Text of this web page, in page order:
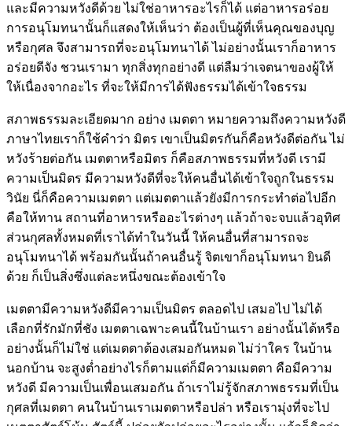
และมีความหวังดีด้วย ไม่ใช่อาหารอะไรก็ได้ แต่อาหารอร่อย
การอนุโมทนานั้นก็แสดงให้เห็นว่า ต้องเป็นผู้ที่เห็นคุณของบุญ
หรือกุศล จึงสามารถที่จะอนุโมทนาได้ ไม่อย่างนั้นเราก็อาหาร
อร่อยดีจัง ชวนเรามา ทุกสิ่งทุกอย่างดี แต่ลืมว่าเจตนาของผู้ให้
ให้เนื่องจากอะไร ที่จะให้มีการได้ฟังธรรมได้เข้าใจธรรม
สภาพธรรมละเอียดมาก อย่าง เมตตา หมายความถึงความหวังดี
ภาษาไทยเราก็ใช้คำว่า มิตร เขาเป็นมิตรกันก็คือหวังดีต่อกัน ไม่
หวังร้ายต่อกัน เมตตาหรือมิตร ก็คือสภาพธรรมที่หวังดี เรามี
ความเป็นมิตร มีความหวังดีที่จะให้คนอื่นได้เข้าใจถูกในธรรม
วินัย นี่ก็คือความเมตตา แต่เมตตาแล้วยังมีการกระทำต่อไปอีก
คือให้ทาน สถานที่อาหารหรืออะไรต่างๆ แล้วถ้าจะจบแล้วอุทิศ
ส่วนกุศลทั้งหมดที่เราได้ทำในวันนี้ ให้คนอื่นที่สามารถจะ
อนุโมทนาได้ พร้อมกันนั้นถ้าคนอื่นรู้ จิตเขาก็อนุโมทนา ยินดี
ด้วย ก็เป็นสิ่งซึ่งแต่ละหนึ่งขณะต้องเข้าใจ
เมตตามีความหวังดีมีความเป็นมิตร ตลอดไป เสมอไป ไม่ได้
เลือกที่รักมักที่ชัง เมตตาเฉพาะคนนี้ในบ้านเรา อย่างนั้นได้หรือ
อย่างนั้นก็ไม่ใช่ แต่เมตตาต้องเสมอกันหมด ไม่ว่าใคร ในบ้าน
นอกบ้าน จะสูงต่ำอย่างไรก็ตามแต่ก็มีความเมตตา คือมีความ
หวังดี มีความเป็นเพื่อนเสมอกัน ถ้าเราไม่รู้จักสภาพธรรมที่เป็น
กุศลที่เมตตา คนในบ้านเราเมตตาหรือปล่า หรือเรามุ่งที่จะไป